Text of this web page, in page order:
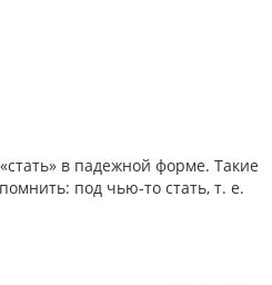
в падежной форме. Такие
под чью-то стать, т. е.